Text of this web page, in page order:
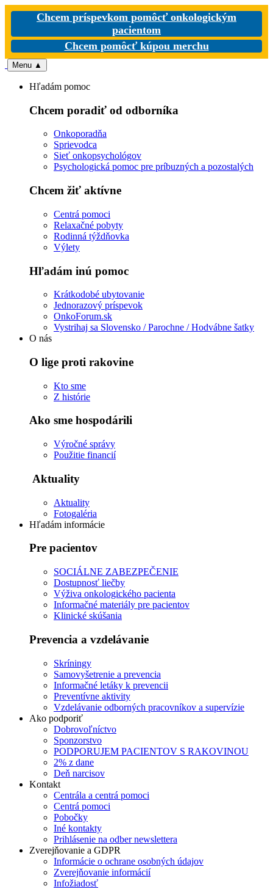
Chcem príspevkom pomôcť onkologickým
pacientom
Chcem pomôcť kúpou merchu
Menu ▲
Hľadám pomoc
Chcem poradiť od odborníka
Onkoporadňa
Sprievodca
Sieť onkopsychológov
Psychologická pomoc pre príbuzných a pozostalých
Chcem žiť aktívne
Centrá pomoci
Relaxačné pobyty
Rodinná týždňovka
Výlety
Hľadám inú pomoc
Krátkodobé ubytovanie
Jednorazový príspevok
OnkoForum.sk
Vystrihaj sa Slovensko / Parochne / Hodvábne šatky
O nás
O lige proti rakovine
Kto sme
Z histórie
Ako sme hospodárili
Výročné správy
Použitie financií
Aktuality
Aktuality
Fotogaléria
Hľadám informácie
Pre pacientov
SOCIÁLNE ZABEZPEČENIE
Dostupnosť liečby
Výživa onkologického pacienta
Informačné materiály pre pacientov
Klinické skúšania
Prevencia a vzdelávanie
Skríningy
Samovyšetrenie a prevencia
Informačné letáky k prevencii
Preventívne aktivity
Vzdelávanie odborných pracovníkov a supervízie
Ako podporiť
Dobrovoľníctvo
Sponzorstvo
PODPORUJEM PACIENTOV S RAKOVINOU
2% z dane
Deň narcisov
Kontakt
Centrála a centrá pomoci
Centrá pomoci
Pobočky
Iné kontakty
Prihlásenie na odber newslettera
Zverejňovanie a GDPR
Informácie o ochrane osobných údajov
Zverejňovanie informácií
Infožiadosť